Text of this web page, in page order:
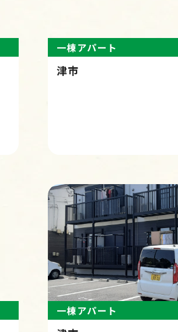
一棟アパート
津市
一棟アパート